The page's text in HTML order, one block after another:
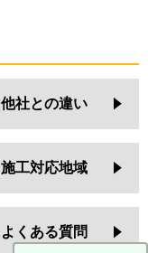
他社との違い
施工対応地域
よくある質問